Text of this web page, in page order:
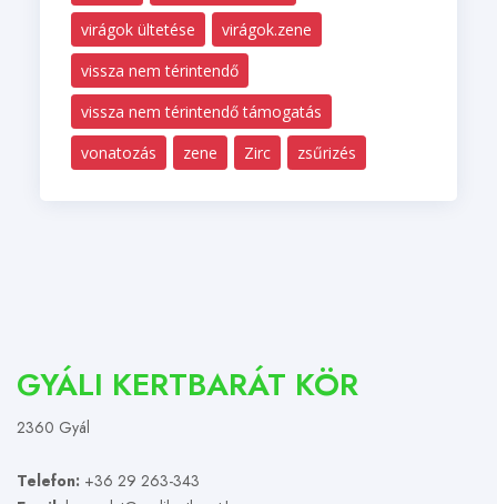
virágok ültetése
virágok.zene
vissza nem térintendő
vissza nem térintendő támogatás
vonatozás
zene Zirc zsűrizés
GYÁLI KERTBARÁT KÖR
2360 Gyál
Telefon: +36 29 263-343